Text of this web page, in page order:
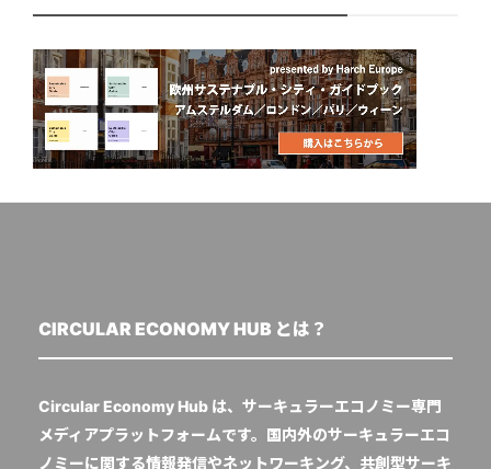
CIRCULAR ECONOMY HUB とは？
Circular Economy Hub は、サーキュラーエコノミー専門
メディアプラットフォームです。国内外のサーキュラーエコ
ノミーに関する情報発信やネットワーキング、共創型サーキ